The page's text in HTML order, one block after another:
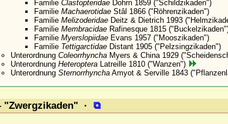
Familie Clastopteridae Dohrn 1859 ("Schildzikaden")
Familie Machaerotidae Stâl 1866 ("Röhrenzikaden")
Familie Melizoderidae Deitz & Dietrich 1993
Familie Membracidae Rafinesque 1815
Familie Myerslopiidae Evans 1957 ("Mooszikaden")
Familie Tettigarctidae Distant 1905 ("Pelzsingzikaden")
Unterordnung Coleorrhyncha Myers & China 1929
Unterordnung Heteroptera Latreille 1810 ("Wanzen")
Unterordnung Sternorrhyncha Amyot & Serville 1843
"Zwergzikaden" · ⧉